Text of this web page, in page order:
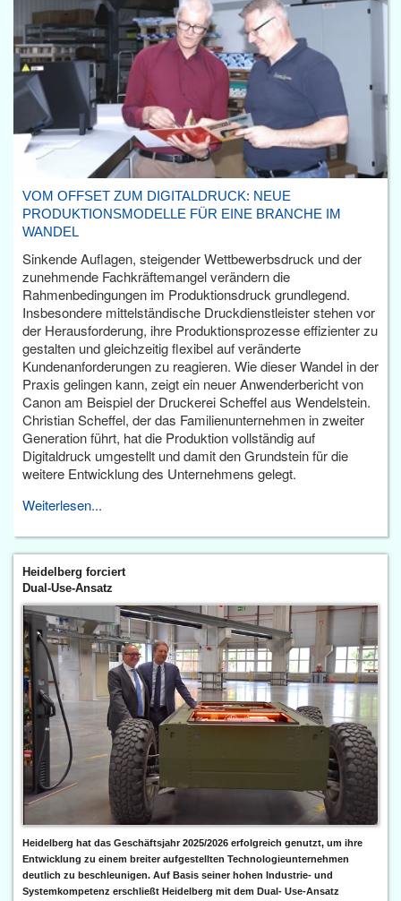
VOM OFFSET ZUM DIGITALDRUCK: NEUE
PRODUKTIONSMODELLE FÜR EINE BRANCHE IM
WANDEL
Sinkende Auflagen, steigender Wettbewerbsdruck und der
zunehmende Fachkräftemangel verändern die
Rahmenbedingungen im Produktionsdruck grundlegend.
Insbesondere mittelständische Druckdienstleister stehen vor
der Herausforderung, ihre Produktionsprozesse effizienter zu
gestalten und gleichzeitig flexibel auf veränderte
Kundenanforderungen zu reagieren. Wie dieser Wandel in der
Praxis gelingen kann, zeigt ein neuer Anwenderbericht von
Canon am Beispiel der Druckerei Scheffel aus Wendelstein.
Christian Scheffel, der das Familienunternehmen in zweiter
Generation führt, hat die Produktion vollständig auf
Digitaldruck umgestellt und damit den Grundstein für die
weitere Entwicklung des Unternehmens gelegt.
Weiterlesen...
Heidelberg forciert
Dual-Use-Ansatz
Heidelberg hat das Geschäftsjahr 2025/2026 erfolgreich genutzt, um ihre
Entwicklung zu einem breiter aufgestellten Technologieunternehmen
deutlich zu beschleunigen. Auf Basis seiner hohen Industrie- und
Systemkompetenz erschließt Heidelberg mit dem Dual- Use-Ansatz